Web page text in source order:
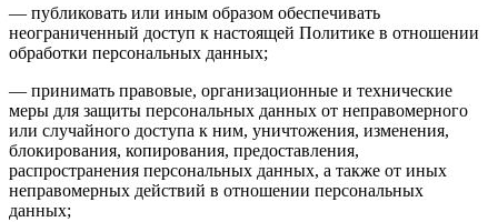
— публиковать или иным образом обеспечивать
неограниченный доступ к настоящей Политике в отношении
обработки персональных данных;
— принимать правовые, организационные и технические
меры для защиты персональных данных от неправомерного
или случайного доступа к ним, уничтожения, изменения,
блокирования, копирования, предоставления,
распространения персональных данных, а также от иных
неправомерных действий в отношении персональных
данных;